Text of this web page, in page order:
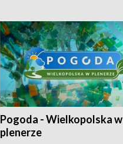
Pogoda - Wielkopolska w
plenerze